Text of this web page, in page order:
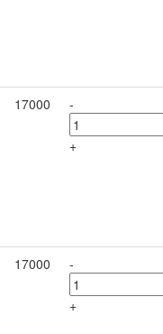
17000 -
+
17000 -
+